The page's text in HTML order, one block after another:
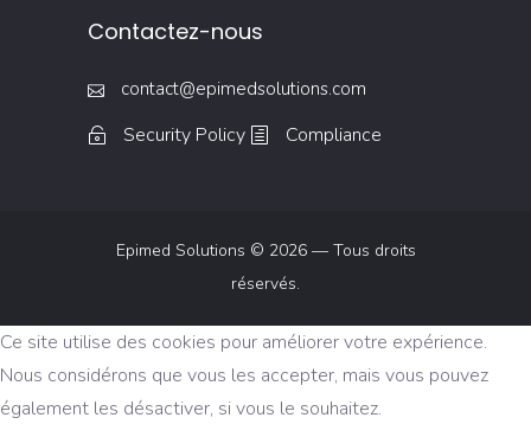
Contactez-nous
contact@epimedsolutions.com
Security Policy Compliance
Epimed Solutions © 2026 — Tous droits
réservés.
Ce site utilise des cookies pour améliorer votre expérience.
Nous considérons que vous les accepter, mais vous pouvez
également les désactiver, si vous le souhaitez.